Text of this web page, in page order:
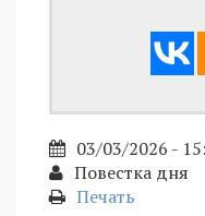
03/03/2026 -
Повестка дня
Печать